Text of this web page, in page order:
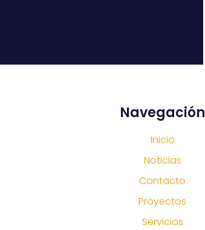
Navegación
Inicio
Noticias
Contacto
Proyectos
Servicios